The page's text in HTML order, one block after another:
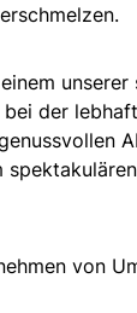
unserer
der
von